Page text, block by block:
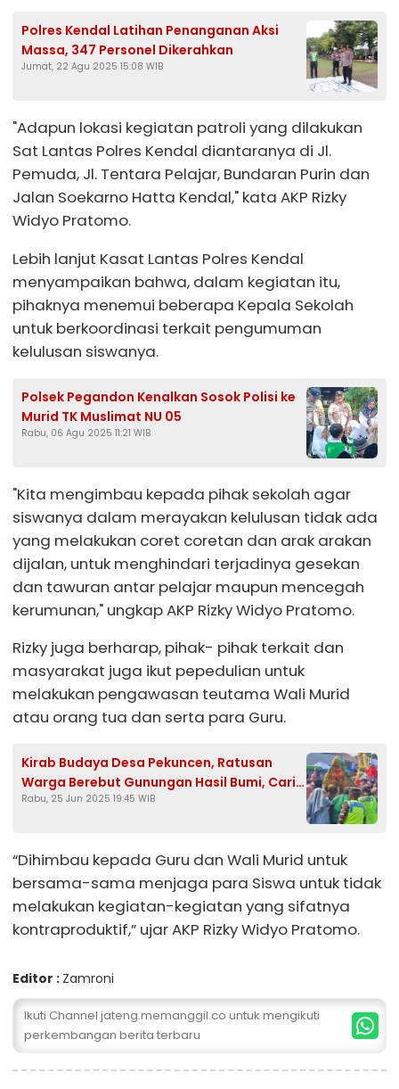
Polres Kendal Latihan Penanganan Aksi
Massa, 347 Personel Dikerahkan
Jumat, 22 Agu 2025 15:08 WIB
"Adapun lokasi kegiatan patroli yang dilakukan
Sat Lantas Polres Kendal diantaranya di Jl.
Pemuda, Jl. Tentara Pelajar, Bundaran Purin dan
Jalan Soekarno Hatta Kendal," kata AKP Rizky
Widyo Pratomo.
Lebih lanjut Kasat Lantas Polres Kendal
menyampaikan bahwa, dalam kegiatan itu,
pihaknya menemui beberapa Kepala Sekolah
untuk berkoordinasi terkait pengumuman
kelulusan siswanya.
Polsek Pegandon Kenalkan Sosok Polisi ke
Murid TK Muslimat NU 05
Rabu, 06 Agu 2025 11:21 WIB
"Kita mengimbau kepada pihak sekolah agar
siswanya dalam merayakan kelulusan tidak ada
yang melakukan coret coretan dan arak arakan
dijalan, untuk menghindari terjadinya gesekan
dan tawuran antar pelajar maupun mencegah
kerumunan," ungkap AKP Rizky Widyo Pratomo.
Rizky juga berharap, pihak- pihak terkait dan
masyarakat juga ikut pepedulian untuk
melakukan pengawasan teutama Wali Murid
atau orang tua dan serta para Guru.
Kirab Budaya Desa Pekuncen, Ratusan
Warga Berebut Gunungan Hasil Bumi, Cari
Keberkahan
Rabu, 25 Jun 2025 19:45 WIB
“Dihimbau kepada Guru dan Wali Murid untuk
bersama-sama menjaga para Siswa untuk tidak
melakukan kegiatan-kegiatan yang sifatnya
kontraproduktif,” ujar AKP Rizky Widyo Pratomo.
Editor : Zamroni
Ikuti Channel jateng.memanggil.co untuk mengikuti
perkembangan berita terbaru